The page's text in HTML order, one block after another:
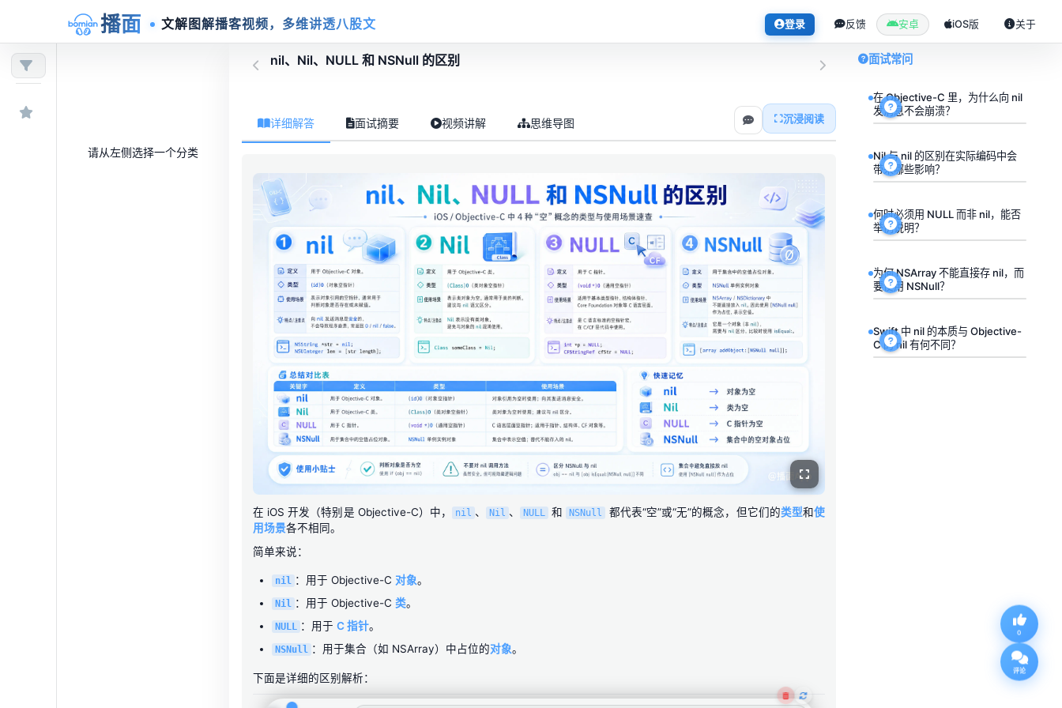
播面 文解图解播客视频，多维讲透八股文 登录 反馈 安卓 iOS版 关于
0
评论
请从左侧选择一个分类
nil、Nil、NULL 和 NSNull 的区别
详细解答 面试摘要 视频讲解 思维导图 沉浸阅读
在 iOS 开发（特别是 Objective-C）中， nil 、 Nil 、 NULL 和 NSNull 都代表“空”或“无”的概念，但它们的类型和使
用场景各不相同。
简单来说：
nil ：用于 Objective-C 对象。
Nil ：用于 Objective-C 类。
NULL ：用于 C 指针。
NSNull ：用于集合（如 NSArray）中占位的对象。
下面是详细的区别解析：
面试常问
在 Objective-C 里，为什么向 nil
发消息不会崩溃？
Nil 与 nil 的区别在实际编码中会
带来哪些影响？
何时必须用 NULL 而非 nil，能否
举例说明？
为何 NSArray 不能直接存 nil，而
要使用 NSNull？
Swift 中 nil 的本质与 Objective-
C 的 nil 有何不同？